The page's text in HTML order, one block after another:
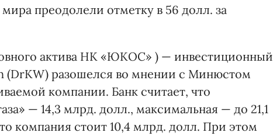
преодолели отметку в 56 долл. за
актива НК «ЮКОС» ) — инвестиционный
(DrKW) разошелся во мнении с Минюстом
компании. Банк считает, что
— 14,3 млрд. долл., максимальная — до 21,1
компания стоит 10,4 млрд. долл. При этом